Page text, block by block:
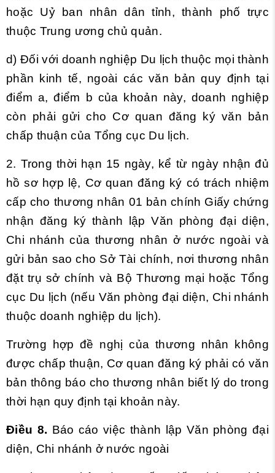
hoặc Uỷ ban nhân dân tỉnh, thành phố trực
thuộc Trung ương chủ quản.
d) Đối với doanh nghiệp Du lịch thuộc mọi thành
phần kinh tế, ngoài các văn bản quy định tại
điểm a, điểm b của khoản này, doanh nghiệp
còn phải gửi cho Cơ quan đăng ký văn bản
chấp thuận của Tổng cục Du lịch.
2. Trong thời hạn 15 ngày, kể từ ngày nhận đủ
hồ sơ hợp lệ, Cơ quan đăng ký có trách nhiệm
cấp cho thương nhân 01 bản chính Giấy chứng
nhận đăng ký thành lập Văn phòng đại diện,
Chi nhánh của thương nhân ở nước ngoài và
gửi bản sao cho Sở Tài chính, nơi thương nhân
đặt trụ sở chính và Bộ Thương mại hoặc Tổng
cục Du lịch (nếu Văn phòng đại diện, Chi nhánh
thuộc doanh nghiệp du lịch).
Trường hợp đề nghị của thương nhân không
được chấp thuận, Cơ quan đăng ký phải có văn
bản thông báo cho thương nhân biết lý do trong
thời hạn quy định tại khoản này.
Điều 8. Báo cáo việc thành lập Văn phòng đại
diện, Chi nhánh ở nước ngoài